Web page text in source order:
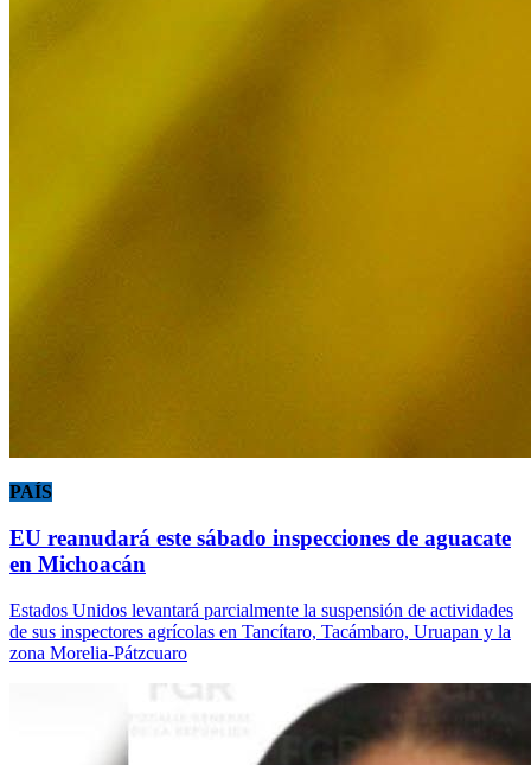
PAÍS
EU reanudará este sábado inspecciones de aguacate
en Michoacán
Estados Unidos levantará parcialmente la suspensión de actividades
de sus inspectores agrícolas en Tancítaro, Tacámbaro, Uruapan y la
zona Morelia-Pátzcuaro